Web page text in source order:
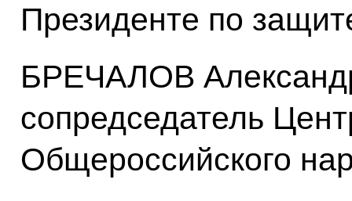
Президенте по
БРЕЧАЛОВ
сопредседатель
Общероссийского